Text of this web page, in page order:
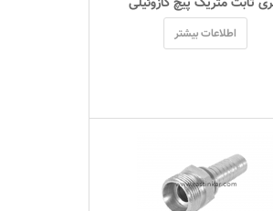
اطلاعات بیشتر